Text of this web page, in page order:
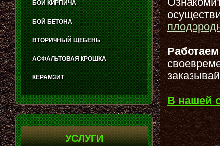
В нашей
БОЙ КИРПИЧА
БОЙ БЕТОНА
ВТОРИЧНЫЙ ЩЕБЕНЬ
АСФАЛЬТОВАЯ КРОШКА
КЕРАМЗИТ
УСЛУГИ